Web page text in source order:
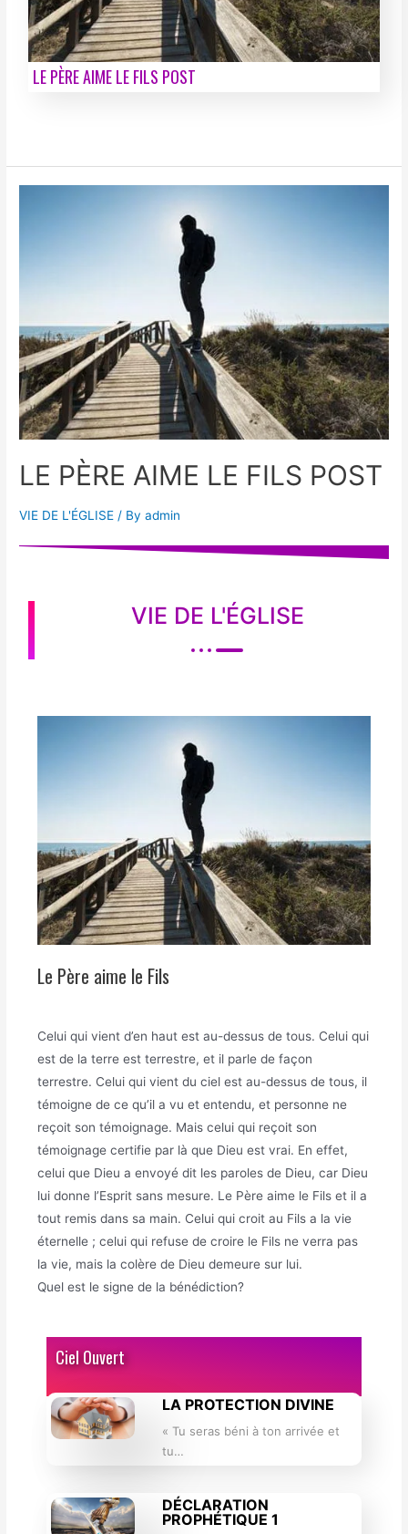
LE PÈRE AIME LE FILS POST
LE PÈRE AIME LE FILS POST
VIE DE L'ÉGLISE / Byadmin
VIE DE L'ÉGLISE
Le Père aime le Fils
Celui qui vient d’en haut est au-dessus de tous. Celui qui
est de la terre est terrestre, et il parle de façon
terrestre. Celui qui vient du ciel est au-dessus de tous, il
témoigne de ce qu’il a vu et entendu, et personne ne
reçoit son témoignage. Mais celui qui reçoit son
témoignage certifie par là que Dieu est vrai. En effet,
celui que Dieu a envoyé dit les paroles de Dieu, car Dieu
lui donne l’Esprit sans mesure. Le Père aime le Fils et il a
tout remis dans sa main. Celui qui croit au Fils a la vie
éternelle ; celui qui refuse de croire le Fils ne verra pas
la vie, mais la colère de Dieu demeure sur lui.
Quel est le signe de la bénédiction?
Ciel Ouvert
LA PROTECTION DIVINE
« Tu seras béni à ton arrivée et
tu…
DÉCLARATION
PROPHÉTIQUE 1